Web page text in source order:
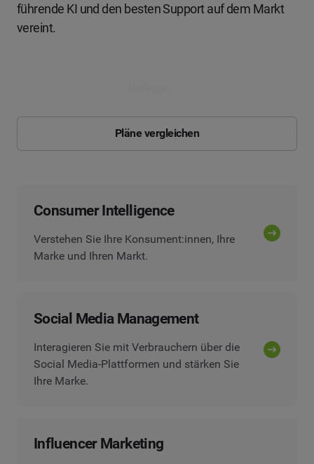
führende KI und den besten Support auf dem Markt
vereint.
Pläne vergleichen
Consumer Intelligence
Verstehen Sie Ihre Konsument:innen, Ihre
Marke und Ihren Markt.
Social Media Management
Interagieren Sie mit Verbrauchern über die
Social Media-Plattformen und stärken Sie
Ihre Marke.
Influencer Marketing